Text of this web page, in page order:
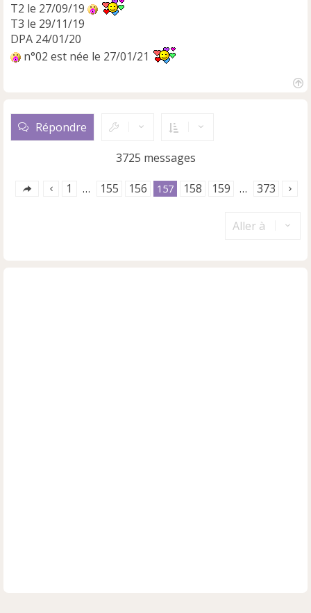
T2 le 27/09/19
T3 le 29/11/19
DPA 24/01/20
n°02 est née le 27/01/21
Répondre
3725 messages
1 … 155 156 157 158 159 … 373
Aller à